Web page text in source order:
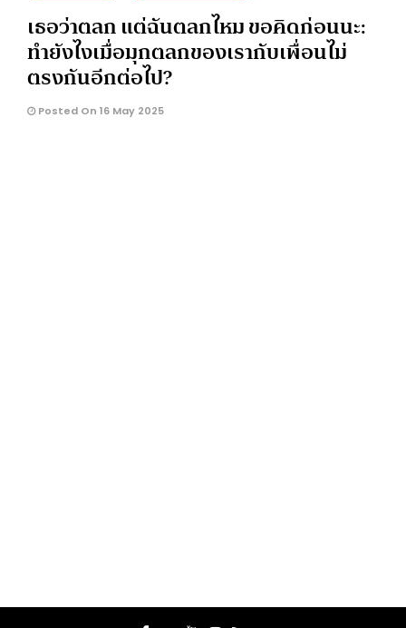
เธอว่าตลก แต่ฉันตลกไหม ขอคิดก่อนนะ:
ทำยังไงเมื่อมุกตลกของเรากับเพื่อนไม่
ตรงกันอีกต่อไป?
Posted On 16 May 2025